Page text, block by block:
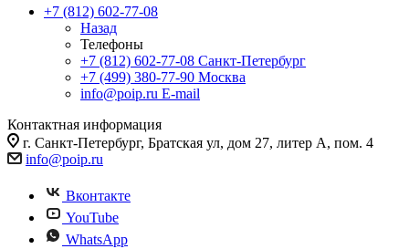
+7 (812) 602-77-08
Назад
Телефоны
+7 (812) 602-77-08 Санкт-Петербург
+7 (499) 380-77-90 Москва
info@poip.ru E-mail
Контактная информация
г. Санкт-Петербург, Братская ул, дом 27, литер А, пом. 4
info@poip.ru
Вконтакте
YouTube
WhatsApp